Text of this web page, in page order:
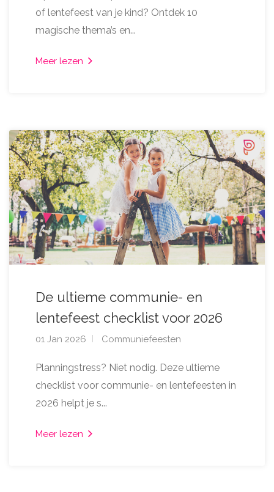
of lentefeest van je kind? Ontdek 10
magische thema’s en...
Meer lezen
De ultieme communie- en
lentefeest checklist voor 2026
01 Jan 2026 Communiefeesten
Planningstress? Niet nodig. Deze ultieme
checklist voor communie- en lentefeesten in
2026 helpt je s...
Meer lezen